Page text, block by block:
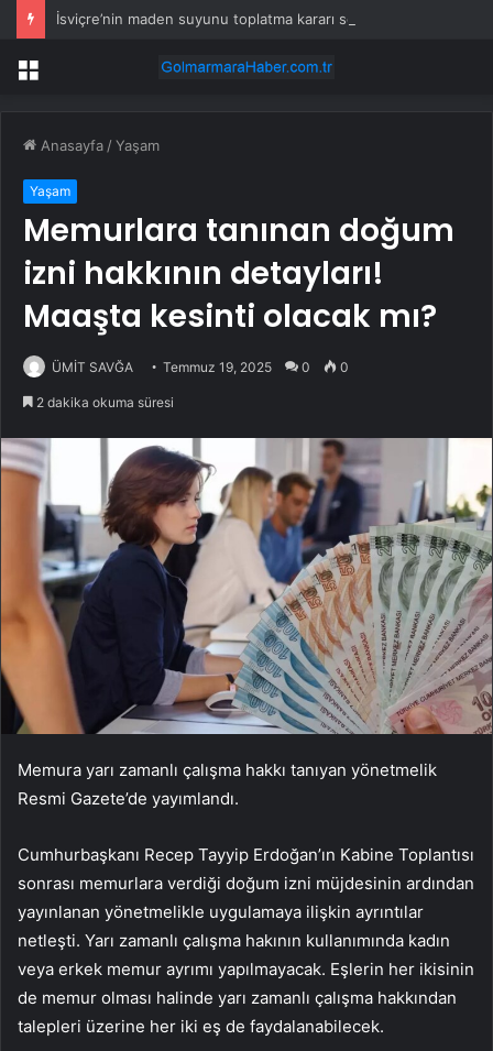
Menü
Anasayfa /Yaşam
Yaşam
Memurlara tanınan doğum
izni hakkının detayları!
Maaşta kesinti olacak mı?
ÜMİT SAVĞA Temmuz 19, 2025 0 0
2 dakika okuma süresi
Memura yarı zamanlı çalışma hakkı tanıyan yönetmelik
Resmi Gazete’de yayımlandı.
Cumhurbaşkanı Recep Tayyip Erdoğan’ın Kabine Toplantısı
sonrası memurlara verdiği doğum izni müjdesinin ardından
yayınlanan yönetmelikle uygulamaya ilişkin ayrıntılar
netleşti. Yarı zamanlı çalışma hakının kullanımında kadın
veya erkek memur ayrımı yapılmayacak. Eşlerin her ikisinin
de memur olması halinde yarı zamanlı çalışma hakkından
talepleri üzerine her iki eş de faydalanabilecek.